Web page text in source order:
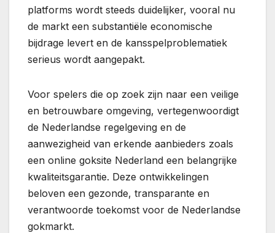
platforms wordt steeds duidelijker, vooral nu
de markt een substantiële economische
bijdrage levert en de kansspelproblematiek
serieus wordt aangepakt.
Voor spelers die op zoek zijn naar een veilige
en betrouwbare omgeving, vertegenwoordigt
de Nederlandse regelgeving en de
aanwezigheid van erkende aanbieders zoals
een online goksite Nederland een belangrijke
kwaliteitsgarantie. Deze ontwikkelingen
beloven een gezonde, transparante en
verantwoorde toekomst voor de Nederlandse
gokmarkt.